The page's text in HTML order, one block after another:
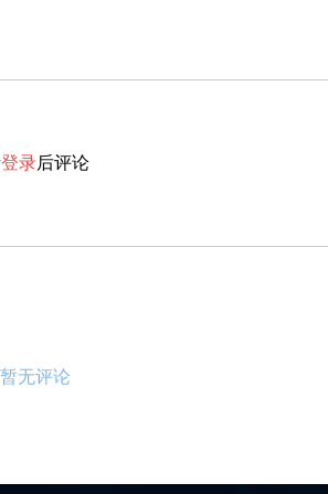
登录后评论
暂无评论